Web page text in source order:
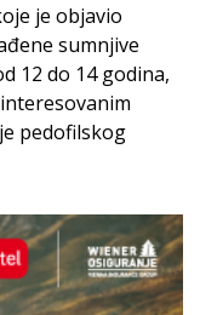
je objavio
sumnjive
12 do 14 godina,
pedofilskog